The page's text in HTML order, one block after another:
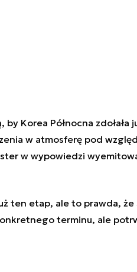
Korea Północna zdołała
w atmosferę pod
w wypowiedzi
ten etap, ale to prawda,
terminu, ale